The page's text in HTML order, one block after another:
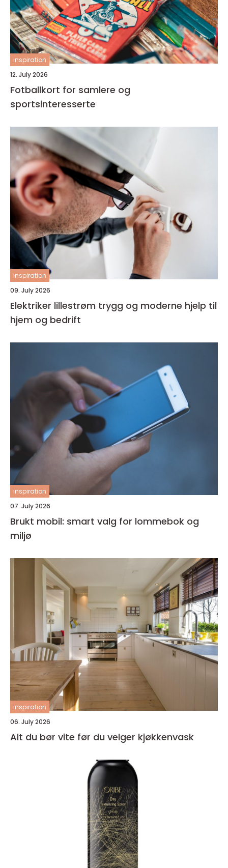
inspiration
12. July 2026
Fotballkort for samlere og
sportsinteresserte
inspiration
09. July 2026
Elektriker lillestrøm trygg og moderne hjelp til
hjem og bedrift
inspiration
07. July 2026
Brukt mobil: smart valg for lommebok og
miljø
inspiration
06. July 2026
Alt du bør vite før du velger kjøkkenvask